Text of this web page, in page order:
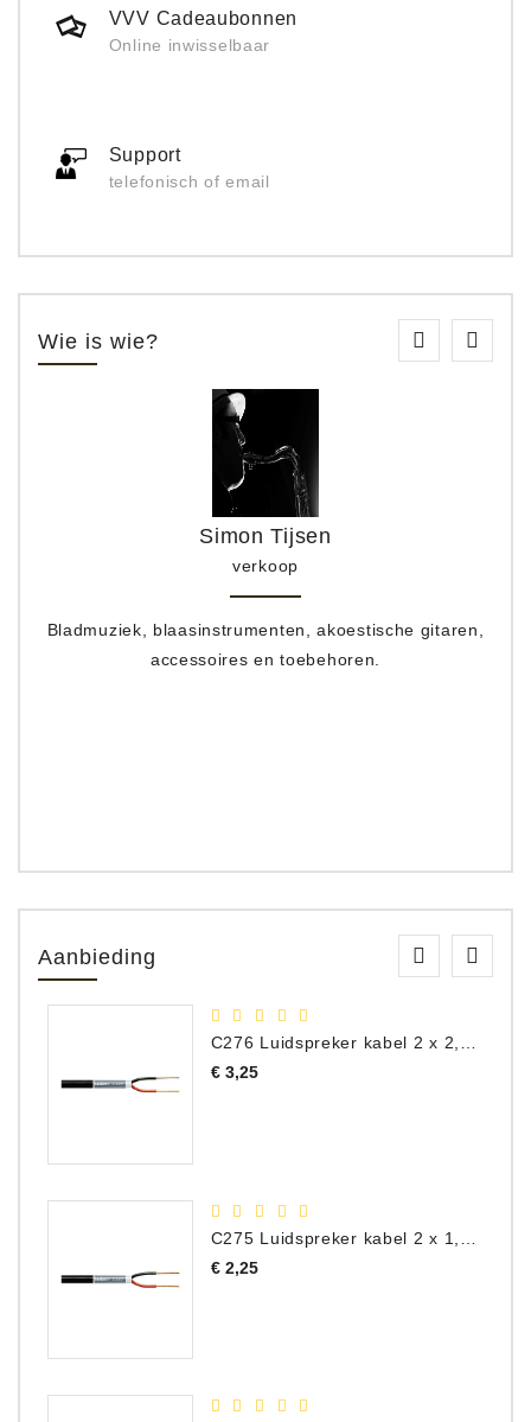
VVV Cadeaubonnen
Online inwisselbaar
Support
telefonisch of email
Wie is wie?
Simon Tijsen
verkoop
Bladmuziek, blaasinstrumenten, akoestische gitaren,
accessoires en toebehoren.
Aanbieding
€ 3,25Prijs
€ 2,25Prijs